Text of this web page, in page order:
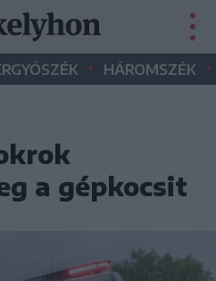
• HÁROMSZÉK •
a gépkocsit